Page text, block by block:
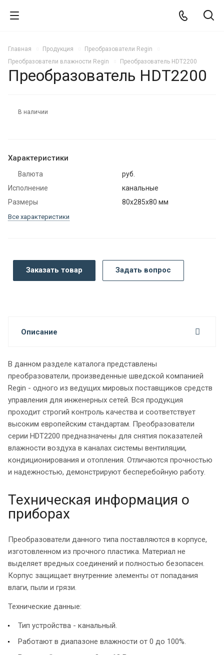
Главная Продукция
Преобразователи Regin
Преобразователи влажности Regin
Преобразователь HDT2200
Преобразователь HDT2200
В наличии
Характеристики
Валюта
руб.
Исполнение
канальные
Размеры
80х285х80 мм
Все характеристики
Заказать товар Задать вопрос
Описание
В данном разделе каталога представлены
преобразователи, произведенные шведской компанией
Regin - одного из ведущих мировых поставщиков средств
управления для инженерных сетей. Вся продукция
проходит строгий контроль качества и соответствует
высоким европейским стандартам. Преобразователи
серии HDT2200 предназначены для снятия показателей
влажности воздуха в каналах системы вентиляции,
кондиционирования и отопления. Отличаются прочностью
и надежностью, демонстрируют бесперебойную работу.
Техническая информация о
приборах
Преобразователи данного типа поставляются в корпусе,
изготовленном из прочного пластика. Материал не
выделяет вредных соединений и полностью безопасен.
Корпус защищает внутренние элементы от попадания
влаги, пыли и грязи.
Технические данные:
Тип устройства - канальный.
Работают в диапазоне влажности от 0 до 100%.